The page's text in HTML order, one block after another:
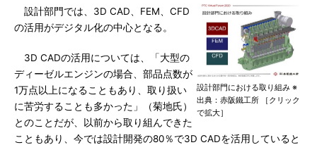
設計部門における取り組み ※
出典：赤阪鐵工所 ［クリック
で拡大］
設計部門では、3D CAD、FEM、CFD
の活用がデジタル化の中心となる。
3D CADの活用については、「大型の
ディーゼルエンジンの場合、部品点数が
1万点以上になることもあり、取り扱い
に苦労することも多かった」（菊地氏）
とのことだが、以前から取り組んできた
こともあり、今では設計開発の80％で3D CADを活用していると